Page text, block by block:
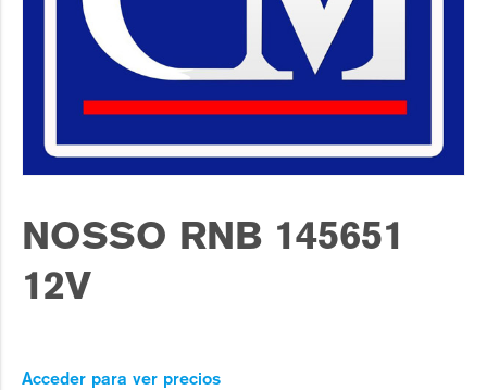
NOSSO RNB 145651
12V
Acceder para ver precios